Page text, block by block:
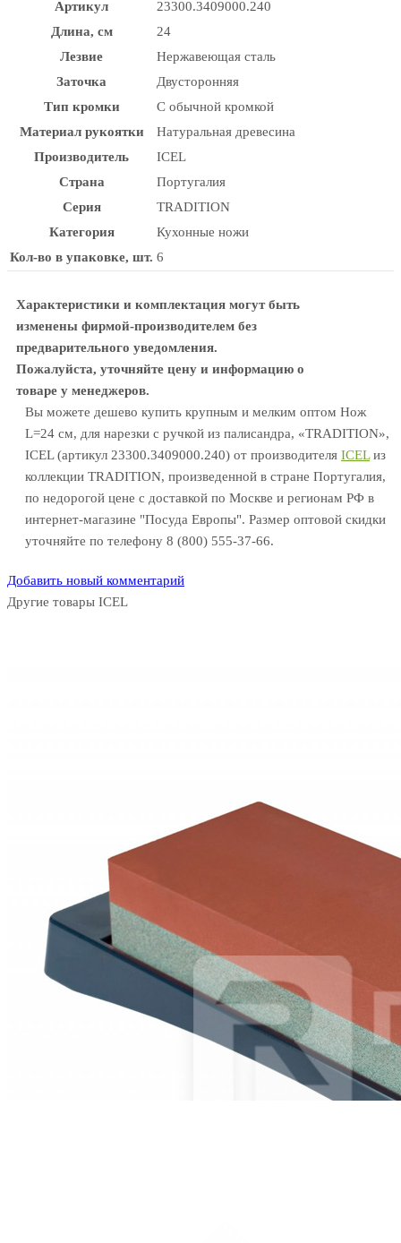
Артикул
23300.3409000.240
Длина, см
24
Лезвие
Нержавеющая сталь
Заточка
Двусторонняя
Тип кромки
С обычной кромкой
Материал рукоятки
Натуральная древесина
Производитель
ICEL
Страна
Португалия
Серия
TRADITION
Категория
Кухонные ножи
Кол-во в упаковке, шт. 6
Характеристики и комплектация могут быть
изменены фирмой-производителем без
предварительного уведомления.
Пожалуйста, уточняйте цену и информацию о
товаре у менеджеров.
Вы можете дешево купить крупным и мелким оптом Нож
L=24 см, для нарезки с ручкой из палисандра, «TRADITION»,
ICEL (артикул 23300.3409000.240) от производителя ICELиз
коллекции TRADITION, произведенной в стране Португалия,
по недорогой цене с доставкой по Москве и регионам РФ в
интернет-магазине "Посуда Европы". Размер оптовой скидки
уточняйте по телефону 8 (800) 555-37-66.
Добавить новый комментарий
Другие товары ICEL